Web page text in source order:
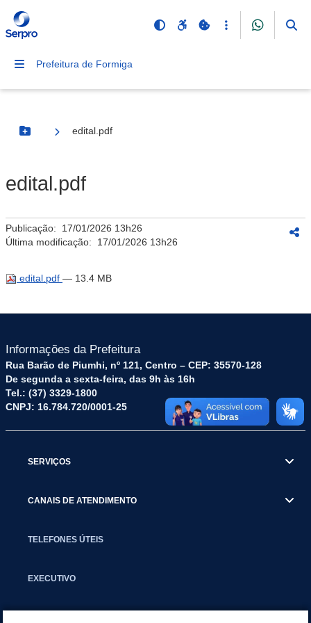
Prefeitura de Formiga
Botão Menu
edital.pdf
edital.pdf
Publicação: 17/01/2026 13h26
Última modificação: 17/01/2026 13h26
edital.pdf — 13.4 MB
Informações da Prefeitura
Rua Barão de Piumhi, nº 121, Centro – CEP: 35570-128
De segunda a sexta-feira, das 9h às 16h
Tel.: (37) 3329-1800
CNPJ: 16.784.720/0001-25
SERVIÇOS
CANAIS DE ATENDIMENTO
TELEFONES ÚTEIS
EXECUTIVO